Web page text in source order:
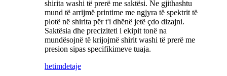
shirita washi të prerë me saktësi. Ne gjithashtu
mund të arrijmë printime me ngjyra të spektrit të
plotë në shirita për t'i dhënë jetë çdo dizajni.
Saktësia dhe preciziteti i ekipit tonë na
mundësojnë të krijojmë shirit washi të prerë me
presion sipas specifikimeve tuaja.
hetimdetaje